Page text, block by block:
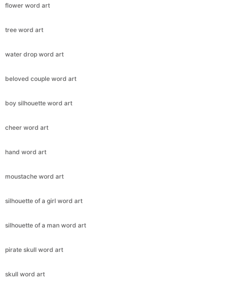
flower word art
tree word art
water drop word art
beloved couple word art
boy silhouette word art
cheer word art
hand word art
moustache word art
silhouette of a girl word art
silhouette of a man word art
pirate skull word art
skull word art